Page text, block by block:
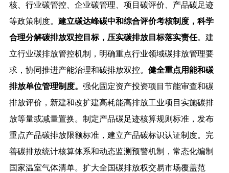
核、行业碳管控、企业碳管理、项目碳评价、产品碳足迹
等政策制度。 建立碳达峰碳中和综合评价考核制度，科学
合理分解碳排放双控目标，压实碳排放目标落实责任。建
立行业碳排放管控机制，明确重点行业领域碳排放管理要
求，协同推进产能治理和碳排放双控。 健全重点用能和碳
排放单位管理制度。 强化固定资产投资项目节能审查和碳
排放评价，新建和改扩建高耗能高排放工业项目实施碳排
放等量或减量置换。制定产品碳足迹核算规则标准，发布
重点产品碳排放限额标准，建立产品碳标识认证制度。完
善碳排放统计核算体系和动态监测预警机制，常态化编制
国家温室气体清单。扩大全国碳排放权交易市场覆盖范